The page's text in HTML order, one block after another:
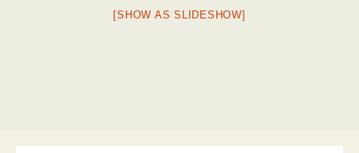
[SHOW AS SLIDESHOW]